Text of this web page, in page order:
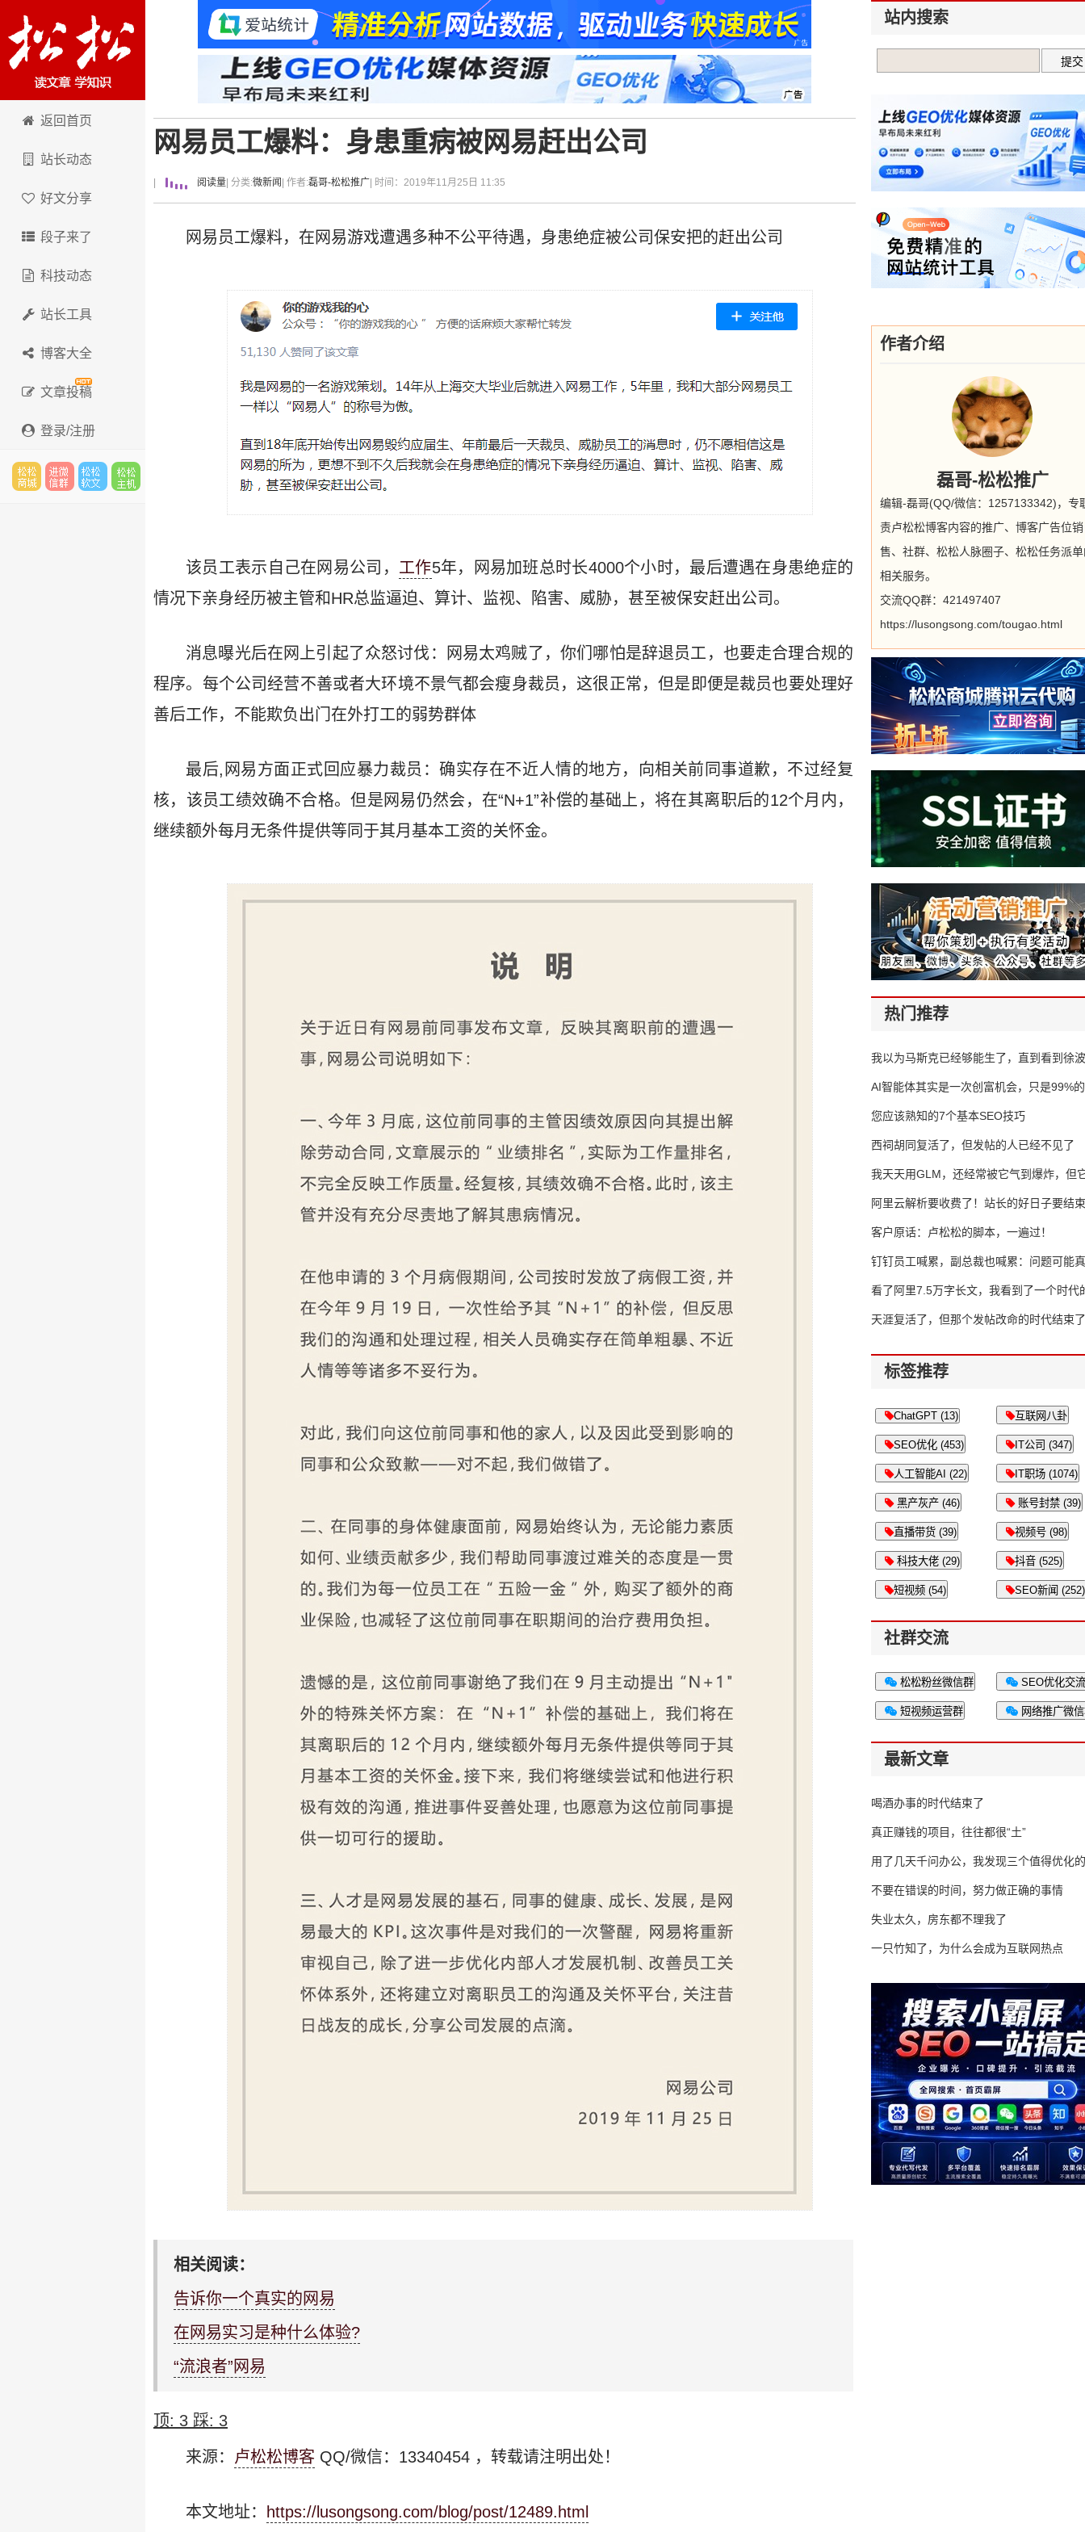
卢松松博客
返回首页
站长动态
好文分享
段子来了
科技动态
站长工具
博客大全
文章投稿
登录/注册
网易员工爆料：身患重病被网易赶出公司
阅读量 | 分类:微新闻 | 作者:磊哥-松松推广 | 时间：2019年11月25日 11:35
网易员工爆料，在网易游戏遭遇多种不公平待遇，身患绝症被公司保安把的赶出公司
该员工表示自己在网易公司， 工作5年，网易加班总时长4000个小时，最后遭遇在身患绝症的
情况下亲身经历被主管和HR总监逼迫、算计、监视、陷害、威胁，甚至被保安赶出公司。
消息曝光后在网上引起了众怒讨伐：网易太鸡贼了，你们哪怕是辞退员工，也要走合理合规的
程序。每个公司经营不善或者大环境不景气都会瘦身裁员，这很正常，但是即便是裁员也要处理好
善后工作，不能欺负出门在外打工的弱势群体
最后,网易方面正式回应暴力裁员：确实存在不近人情的地方，向相关前同事道歉，不过经复
核，该员工绩效确不合格。但是网易仍然会，在“N+1”补偿的基础上，将在其离职后的12个月内，
继续额外每月无条件提供等同于其月基本工资的关怀金。
相关阅读：
告诉你一个真实的网易
在网易实习是种什么体验?
“流浪者”网易
顶: 3 踩: 3
来源： 卢松松博客 QQ/微信：13340454 ，转载请注明出处！
本文地址： https://lusongsong.com/blog/post/12489.html
站内搜索
作者介绍
磊哥-松松推广
编辑-磊哥(QQ/微信：1257133342)，专
责卢松松博客内容的推广、博客广告位销
售、社群、松松人脉圈子、松松任务派
相关服务。
交流QQ群：421497407
https://lusongsong.com/tougao.html
热门推荐
我以为马斯克已经够能生了，直到看到
AI智能体其实是一次创富机会，只是99%
错过了
您应该熟知的7个基本SEO技巧
西祠胡同复活了，但发帖的人已经不见了
我天天用GLM，还经常被它气到爆炸，但
16万亿
阿里云解析要收费了！站长的好日子要结
客户原话：卢松松的脚本，一遍过！
钉钉员工喊累，副总裁也喊累：问题可能
了
看了阿里7.5万字长文，我看到了一个时代
天涯复活了，但那个发帖改命的时代结束了
标签推荐
ChatGPT (13) 互联网八卦
SEO优化 (453) IT公司 (347)
人工智能AI (22) IT职场 (1074)
黑产灰产 (46) 账号封禁 (39)
直播带货 (39) 视频号 (98)
科技大佬 (29) 抖音 (525)
短视频 (54) SEO新闻 (252)
社群交流
松松粉丝微信群 SEO优化交
短视频运营群 网络推广微
最新文章
喝酒办事的时代结束了
真正赚钱的项目，往往都很“土”
用了几天千问办公，我发现三个值得优化
不要在错误的时间，努力做正确的事情
失业太久，房东都不理我了
一只竹知了，为什么会成为互联网热点